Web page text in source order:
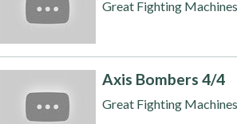
Great Fighting
Axis Bombers 4/4
Great Fighting